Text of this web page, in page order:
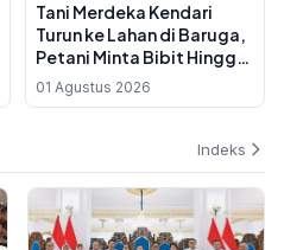
Tani Merdeka Kendari
Turun ke Lahan di Baruga,
Petani Minta Bibit Hingga
Irigasi Disiapkan
Pemerintah
01 Agustus 2026
Indeks